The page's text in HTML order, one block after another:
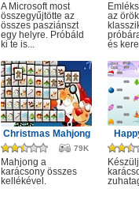
A Microsoft most
összegyűjtötte az
összes pasziánszt
egy helyre. Próbáld
ki te is...
az örök
és
Christmas Mahjong
79K
Mahjong a
karácsony összes
kellékével.